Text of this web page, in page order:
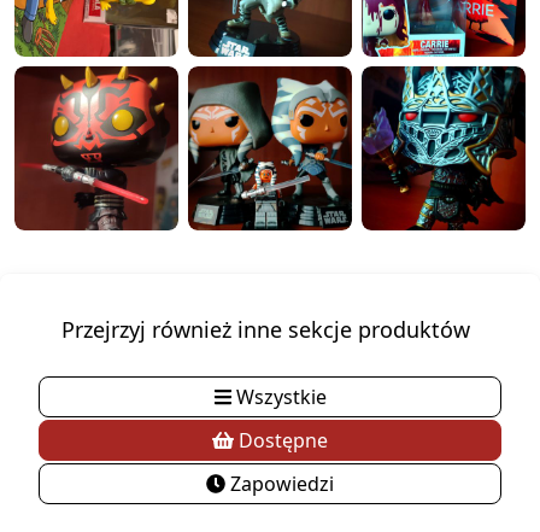
Przejrzyj również inne sekcje produktów
Wszystkie
Dostępne
Zapowiedzi